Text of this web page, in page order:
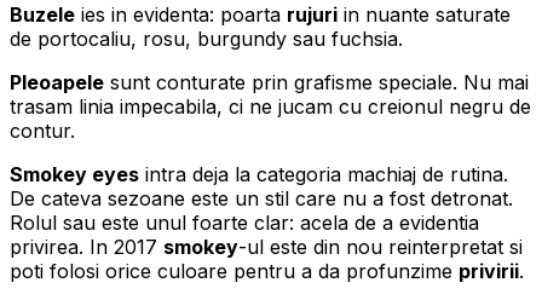
Buzele ies in evidenta: poarta rujuri in nuante saturate
de portocaliu, rosu, burgundy sau fuchsia.
Pleoapele sunt conturate prin grafisme speciale. Nu mai
trasam linia impecabila, ci ne jucam cu creionul negru de
contur.
Smokey eyes intra deja la categoria machiaj de rutina.
De cateva sezoane este un stil care nu a fost detronat.
Rolul sau este unul foarte clar: acela de a evidentia
privirea. In 2017 smokey-ul este din nou reinterpretat si
poti folosi orice culoare pentru a da profunzime privirii.